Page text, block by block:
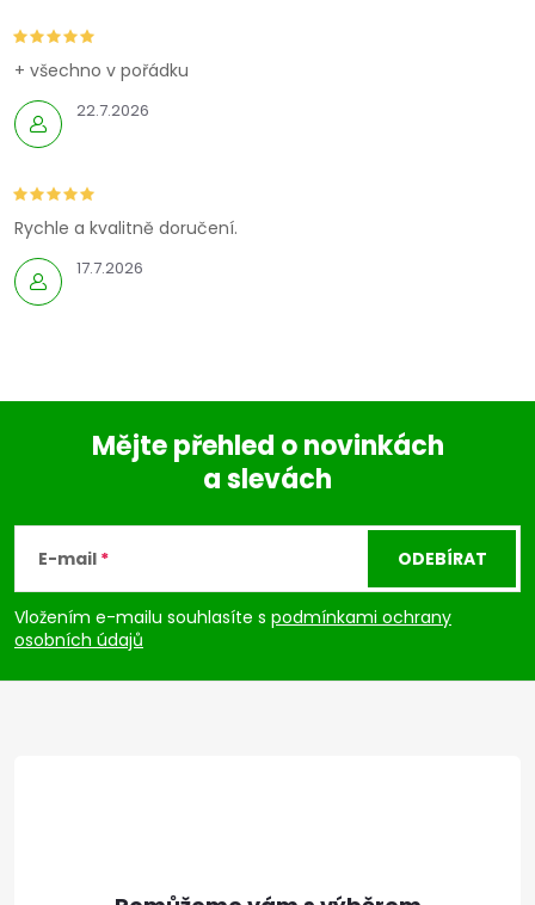
22.7.2026
+ všechno v pořádku
17.7.2026
Rychle a kvalitně doručení.
p
a
Mějte přehled o novinkách
a slevách
E-mail
Vložením e-mailu souhlasíte s podmínkami ochrany
osobních údajů
ODEBÍRAT